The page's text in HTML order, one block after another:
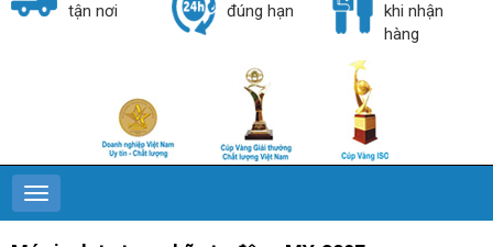
tận nơi
đúng hạn
khi nhận
hàng